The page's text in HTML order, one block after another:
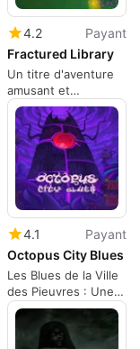
4.2
Payant
Fractured Library
Un titre d'aventure
amusant et
confortable sans
combat, limite de
temps et pics de
difficulté
4.1
Payant
Octopus City Blues
Les Blues de la Ville
des Pieuvres : Une
aventure surréaliste
sur le dos d'une
pieuvre vivante